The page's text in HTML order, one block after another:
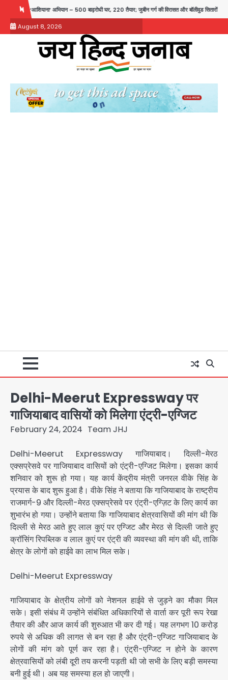
content
– 500 बाढ़रोधी घर, 220 तैयार; जुबीन गर्ग की विरासत और बॉलीवुड सितारों का जमीनी सहयोग
August 8, 2026
Delhi-Meerut Expressway पर
गाजियाबाद वासियों को मिलेगा एंट्री-एग्जिट
February 24, 2024 Team JHJ
Delhi-Meerut Expressway गाजियाबाद। दिल्ली-मेरठ
एक्सप्रेसवे पर गाजियाबाद वासियों को एंट्री-एग्जिट मिलेगा। इसका कार्य
शनिवार को शुरू हो गया। यह कार्य केंद्रीय मंत्री जनरल वीके सिंह के
प्रयास के बाद शुरू हुआ है। वीके सिंह ने बताया कि गाजियाबाद के राष्ट्रीय
राजमार्ग-9 और दिल्ली-मेरठ एक्सप्रेसवे पर एंट्री-एग्ज़िट के लिए कार्य का
शुभारंभ हो गया। उन्होंने बताया कि गाजियाबाद क्षेत्रवासियों की मांग थी कि
दिल्ली से मेरठ आते हुए लाल कुएं पर एग्जिट और मेरठ से दिल्ली जाते हुए
क्रॉसिंग रिपब्लिक व लाल कुएं पर एंट्री की व्यवस्था की मांग की थी, ताकि
क्षेत्र के लोगों को हाईवे का लाभ मिल सके।
Delhi-Meerut Expressway
गाजियाबाद के क्षेत्रीय लोगों को नेशनल हाईवे से जुड़ने का मौका मिल
सके। इसी संबंध में उन्होंने संबंधित अधिकारियों से वार्ता कर पूरी रूप रेखा
तैयार की और आज कार्य की शुरुआत भी कर दी गई। यह लगभग 10 करोड़
रुपये से अधिक की लागत से बन रहा है और एंट्री-एग्जिट गाजियाबाद के
लोगों की मांग को पूर्ण कर रहा है। एंट्री-एग्जिट न होने के कारण
क्षेत्रवासियों को लंबी दूरी तय करनी पड़ती थी जो सभी के लिए बड़ी समस्या
बनी हुई थी। अब यह समस्या हल हो जाएगी।